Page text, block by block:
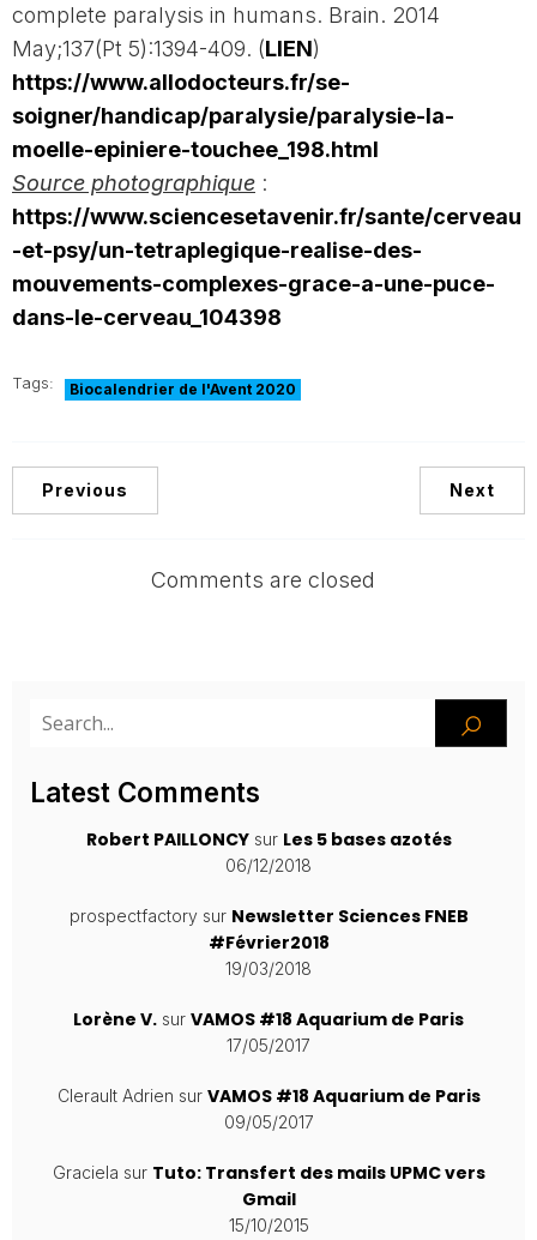
complete paralysis in humans. Brain. 2014
May;137(Pt 5):1394-409. (LIEN)
https://www.allodocteurs.fr/se-
soigner/handicap/paralysie/paralysie-la-
moelle-epiniere-touchee_198.html
Source photographique :
https://www.sciencesetavenir.fr/sante/cerveau
-et-psy/un-tetraplegique-realise-des-
mouvements-complexes-grace-a-une-puce-
dans-le-cerveau_104398
Tags: Biocalendrier de l'Avent 2020
Previous Next
Comments are closed
Latest Comments
Robert PAILLONCYsur Les 5 bases azotés
06/12/2018
prospectfactorysur Newsletter Sciences FNEB
#Février2018
19/03/2018
Lorène V. sur VAMOS #18 Aquarium de Paris
17/05/2017
Clerault Adrien sur VAMOS #18 Aquarium de Paris
09/05/2017
Graciela sur Tuto: Transfert des mails UPMC vers
Gmail
15/10/2015